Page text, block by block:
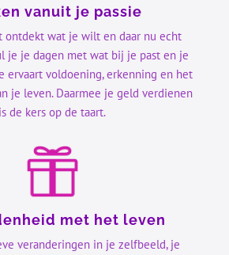
vanuit je passie
ontdekt wat je wilt en daar nu echt
je je dagen met wat bij je past en je
ervaart voldoening, erkenning en het
je leven. Daarmee je geld verdienen
is de kers op de taart.
met het leven
veranderingen in je zelfbeeld, je